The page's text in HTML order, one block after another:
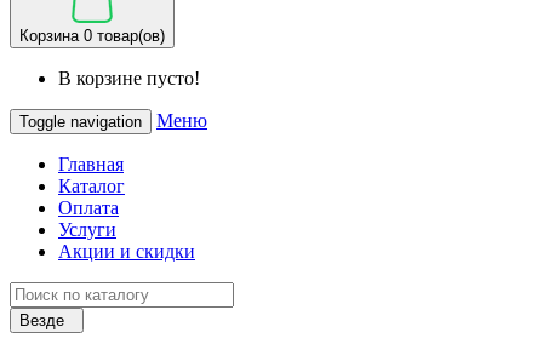
Корзина 0 товар(ов)
В корзине пусто!
Toggle navigation Меню
Главная
Каталог
Оплата
Услуги
Акции и скидки
Везде